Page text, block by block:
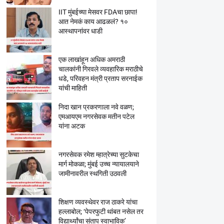
IIT मुंबईच्या मेसवर FDAचा छापा!
आत नेमकं काय आढळलं? १०
आस्थापनांवर धाडी
एक लाखांहून अधिक अमराठी
चालकांनी गिरवले व्यवहारिक मराठीचे
धडे, परिवहन मंत्री प्रताप सरनाईक
यांची माहिती
निदा खान प्रकरणाला नवे वळण;
एमआयएम नगरसेवक मतीन पटेल
यांना अटक
नगरसेवक रमेश म्हात्रेच्या सुटकेचा
मार्ग मोकळा; मुंबई उच्च न्यायालयाने
जामीनावरील स्थगिती उठवली
शिक्षण व्यवस्थेवर राज ठाकरे यांचा
हल्लाबोल; ‘पेपरफुटी थांबत नसेल तर
विद्यार्थ्यांचा संताप स्वाभाविक’